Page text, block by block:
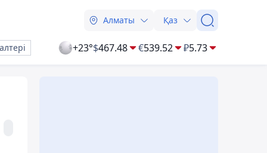
Алматы Қаз
+23°$467.48 €539.52 ₽5.73